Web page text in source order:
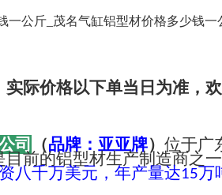
一公斤_茂名气缸铝型材价格多少钱一
际价格以下单当日为准，
司 （品牌：亚亚牌） 位于广
前的铝型材生产制造商之
八千万美元，年产量达15万